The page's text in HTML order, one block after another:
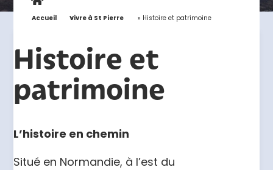
Accueil »
Vivre à St Pierre » Histoire et patrimoine
Histoire et
patrimoine
L’histoire en chemin
Situé en Normandie, à l’est du